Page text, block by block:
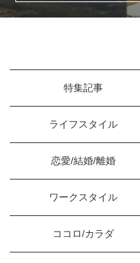
特集記事
ライフスタイル
恋愛/結婚/離婚
ワークスタイル
ココロ/カラダ